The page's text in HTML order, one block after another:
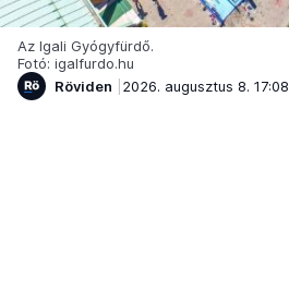
Az Igali Gyógyfürdő.
Fotó: igalfurdo.hu
Röviden
2026. augusztus 8. 17:08